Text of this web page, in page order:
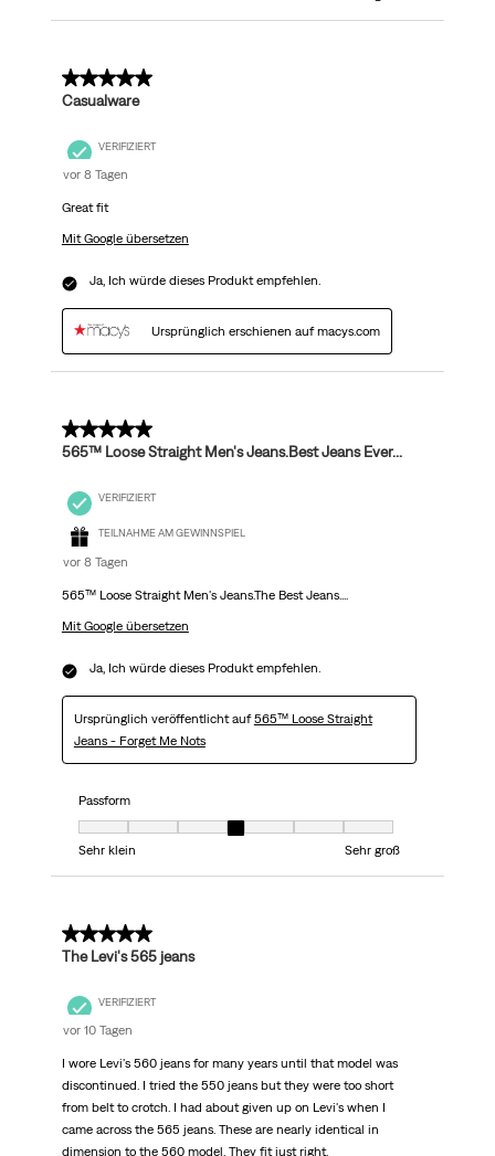
5 von 5 Sternen.
Casualware
VERIFIZIERT
vor 8 Tagen
Great fit
Mit Google übersetzen
Ja, Ich würde dieses Produkt empfehlen.
Ursprünglich erschienen auf macys.com
5 von 5 Sternen.
565™ Loose Straight Men's Jeans.Best Jeans Ever...
VERIFIZIERT
TEILNAHME AM GEWINNSPIEL
vor 8 Tagen
565™ Loose Straight Men's Jeans.The Best Jeans....
Mit Google übersetzen
Ja, Ich würde dieses Produkt empfehlen.
Ursprünglich veröffentlicht auf565™ Loose Straight
Jeans - Forget Me Nots
Passform
Passform, 4 von 7, wobei 1 gleich Sehr klein ist und 7 gleich Sehr groß
Sehr klein
Sehr groß
5 von 5 Sternen.
The Levi's 565 jeans
VERIFIZIERT
vor 10 Tagen
I wore Levi's 560 jeans for many years until that model was
discontinued. I tried the 550 jeans but they were too short
from belt to crotch. I had about given up on Levi's when I
came across the 565 jeans. These are nearly identical in
dimension to the 560 model. They fit just right.